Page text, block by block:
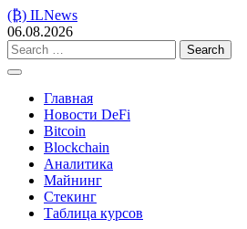
Skip
to
content
(₿) ILNews
06.08.2026
Search
for:
Главная
Новости DeFi
Bitcoin
Blockchain
Аналитика
Майнинг
Стекинг
Таблица курсов